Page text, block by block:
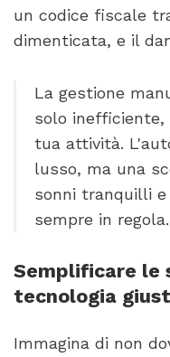
un codice fiscale
dimenticata, e il
La gestione
solo
tua attività.
lusso, ma una
sonni tranquilli e
sempre in regola.
Semplificare le
tecnologia
Immagina di non